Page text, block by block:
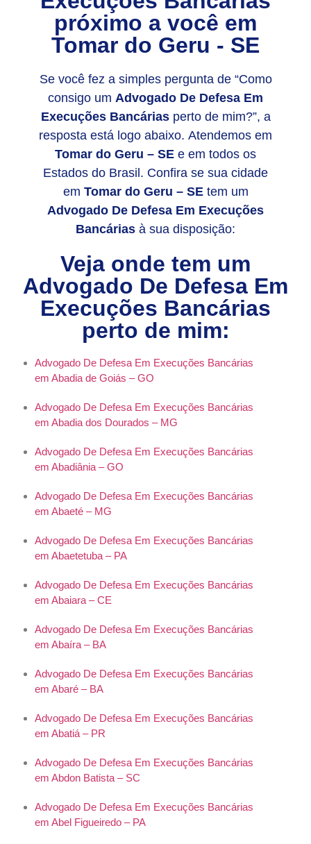
próximo a você em
Tomar do Geru - SE
Se você fez a simples pergunta de “Como
consigo um Advogado De Defesa Em
Execuções Bancáriasperto de mim?”, a
resposta está logo abaixo. Atendemos em
Tomar do Geru – SE e em todos os
Estados do Brasil. Confira se sua cidade
em Tomar do Geru – SEtem um
Advogado De Defesa Em Execuções
Bancárias à sua disposição:
Veja onde tem um
Advogado De Defesa Em
Execuções Bancárias
perto de mim:
Advogado De Defesa Em Execuções Bancárias
em Abadia de Goiás – GO
Advogado De Defesa Em Execuções Bancárias
em Abadia dos Dourados – MG
Advogado De Defesa Em Execuções Bancárias
em Abadiânia – GO
Advogado De Defesa Em Execuções Bancárias
em Abaeté – MG
Advogado De Defesa Em Execuções Bancárias
em Abaetetuba – PA
Advogado De Defesa Em Execuções Bancárias
em Abaiara – CE
Advogado De Defesa Em Execuções Bancárias
em Abaíra – BA
Advogado De Defesa Em Execuções Bancárias
em Abaré – BA
Advogado De Defesa Em Execuções Bancárias
em Abatiá – PR
Advogado De Defesa Em Execuções Bancárias
em Abdon Batista – SC
Advogado De Defesa Em Execuções Bancárias
em Abel Figueiredo – PA